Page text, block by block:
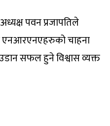
पवन प्रजापतिले
एनआरएनएहरुको चाहना
सफल हुने विश्वास व्यक्त